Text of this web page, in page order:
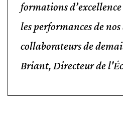
formations
les performances de
collaborateurs de
Briant, Directeur de